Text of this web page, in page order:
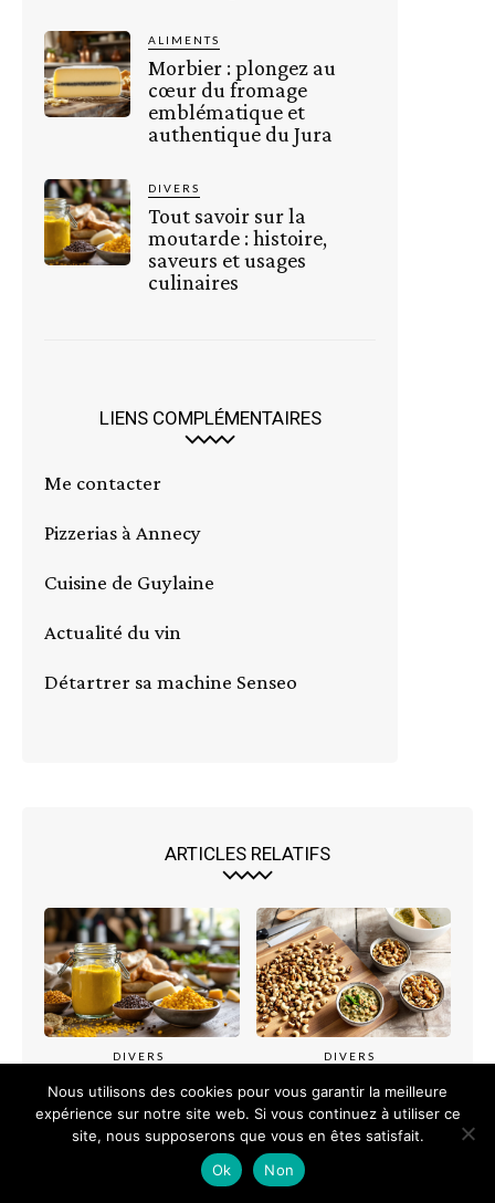
ALIMENTS
Morbier : plongez au
cœur du fromage
emblématique et
authentique du Jura
DIVERS
Tout savoir sur la
moutarde : histoire,
saveurs et usages
culinaires
LIENS COMPLÉMENTAIRES
Me contacter
Pizzerias à Annecy
Cuisine de Guylaine
Actualité du vin
Détartrer sa machine Senseo
ARTICLES RELATIFS
DIVERS
moutarde : histoire,
saveurs et usages
culinaires
DIVERS
à base de noix, de pécans
et de noix de cajou
Nous utilisons des cookies pour vous garantir la meilleure
expérience sur notre site web. Si vous continuez à utiliser ce
site, nous supposerons que vous en êtes satisfait.
Ok
Non